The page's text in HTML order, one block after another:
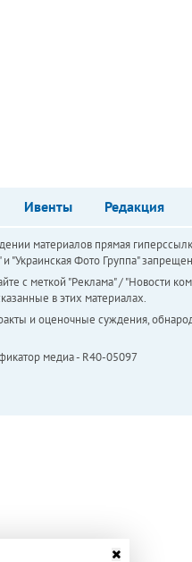
Ивенты Редакция
материалов прямая
и "Украинская Фото Группа"
с меткой "Реклама" / "Новости
в этих материалах.
и оценочные суждения,
медиа - R40-05097